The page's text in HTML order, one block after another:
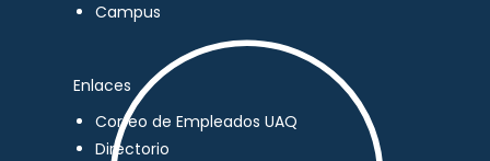
Campus
Enlaces
Correo de Empleados UAQ
Directorio